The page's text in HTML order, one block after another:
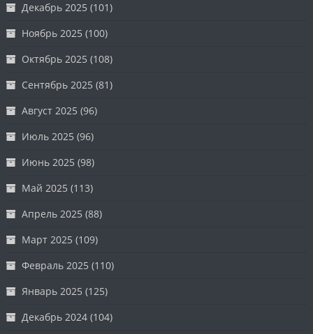
Декабрь 2025 (101)
Ноябрь 2025 (100)
Октябрь 2025 (108)
Сентябрь 2025 (81)
Август 2025 (96)
Июль 2025 (96)
Июнь 2025 (98)
Май 2025 (113)
Апрель 2025 (88)
Март 2025 (109)
Февраль 2025 (110)
Январь 2025 (125)
Декабрь 2024 (104)